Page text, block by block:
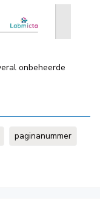
onbeheerde
paginanummer